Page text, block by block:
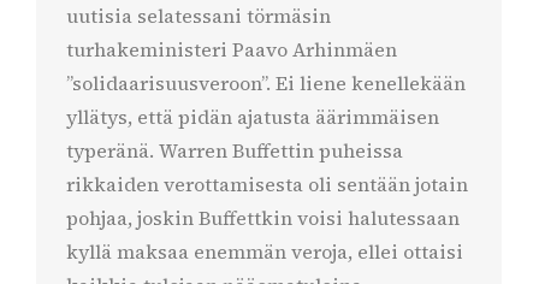
uutisia selatessani törmäsin
turhakeministeri Paavo Arhinmäen
”solidaarisuusveroon”. Ei liene kenellekään
yllätys, että pidän ajatusta äärimmäisen
typeränä. Warren Buffettin puheissa
rikkaiden verottamisesta oli sentään jotain
pohjaa, joskin Buffettkin voisi halutessaan
kyllä maksaa enemmän veroja, ellei ottaisi